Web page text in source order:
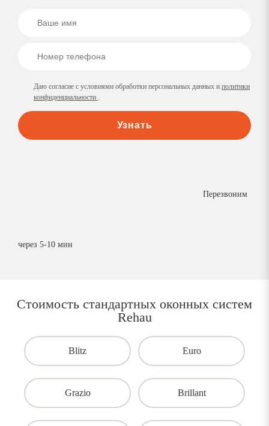
Даю согласие с условиями обработки персональных данных и политики
конфиденциальности .
Узнать
Перезвоним
через 5-10 мин
Стоимость стандартных оконных систем
Rehau
Blitz Euro
Grazio Brillant